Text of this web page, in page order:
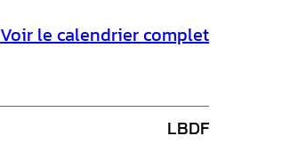
Voir le calendrier complet
LBDF